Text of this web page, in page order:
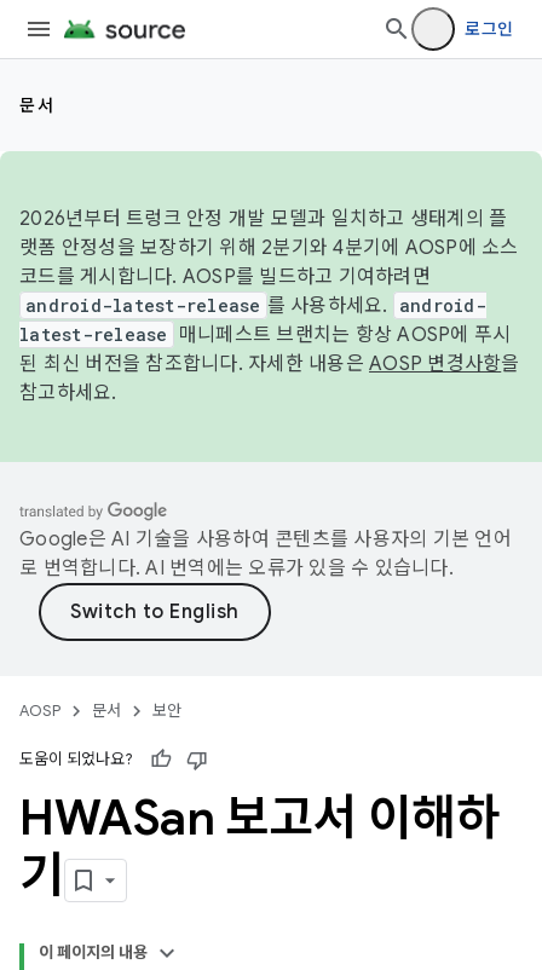
로그인
문서
2026년부터 트렁크 안정 개발 모델과 일치하고 생태계의 플
랫폼 안정성을 보장하기 위해 2분기와 4분기에 AOSP에 소스
코드를 게시합니다. AOSP를 빌드하고 기여하려면
android-latest-release 를 사용하세요.
android-
latest-release
매니페스트 브랜치는 항상 AOSP에 푸시
된 최신 버전을 참조합니다. 자세한 내용은 AOSP 변경사항을
참고하세요.
Google은 AI 기술을 사용하여 콘텐츠를 사용자의 기본 언어
로 번역합니다. AI 번역에는 오류가 있을 수 있습니다.
AOSP 문서 보안
도움이 되었나요?
HWASan 보고서 이해하
기
이 페이지의 내용